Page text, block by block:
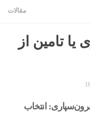
مقالات
تامین از
انتخاب